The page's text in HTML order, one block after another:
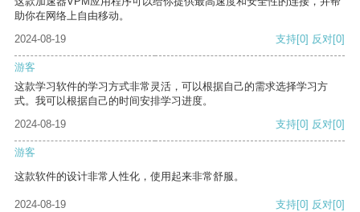
助你在网络上自由移动。
2024-08-19
支持[0] 反对[0]
游客
这款学习软件的学习方式非常灵活，可以根据自己的需求选择学习方
式。我可以根据自己的时间安排学习进度。
2024-08-19
支持[0] 反对[0]
游客
这款软件的设计非常人性化，使用起来非常舒服。
2024-08-19 支持[0] 反对[0]